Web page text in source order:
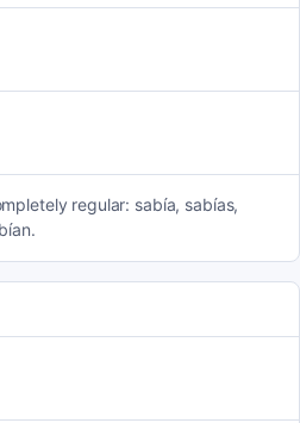
regular: sabía, sabías,